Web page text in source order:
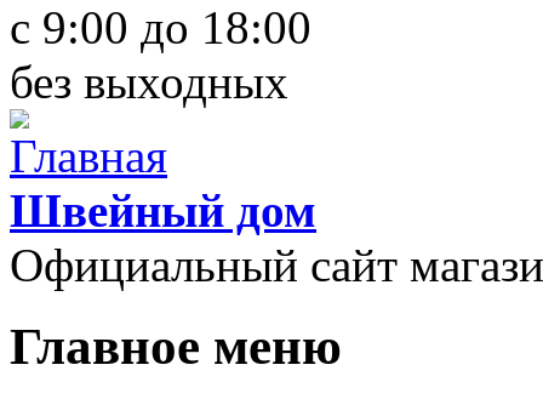
c 9:00 до 18:00
без выходных
Швейный дом
Официальный сайт
Главное меню